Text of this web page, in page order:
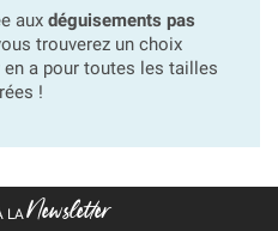
aux déguisements pas
trouverez un choix
a pour toutes les tailles
!
LANewsletter